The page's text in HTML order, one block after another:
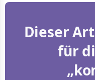
Dieser
für